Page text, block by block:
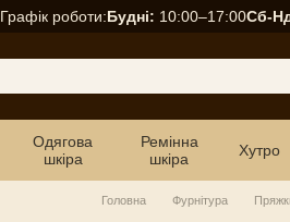
Графік роботи:Будні: 10:00–17:00Сб-
Одягова
шкіра
Ремінна
шкіра
Хутро
Головна Фурнітура